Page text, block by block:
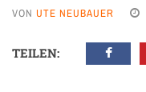
VON UTE NEUBAUER
TEILEN: